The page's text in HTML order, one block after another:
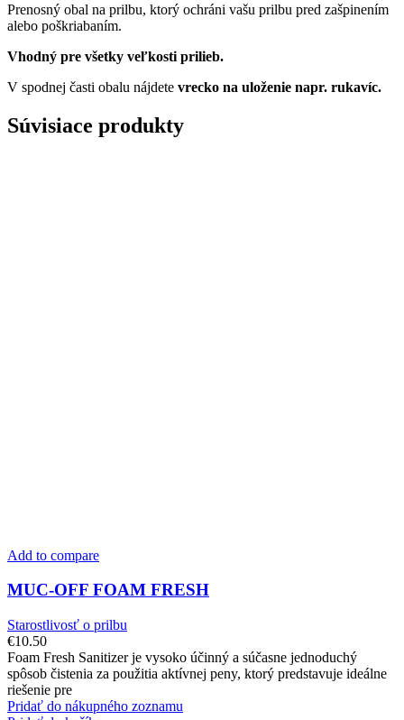
Prenosný obal na prilbu, ktorý ochráni vašu prilbu pred zašpinením
alebo poškriabaním.
Vhodný pre všetky veľkosti prilieb.
V spodnej časti obalu nájdete vrecko na uloženie napr. rukavíc.
Súvisiace produkty
Add to compare
MUC-OFF FOAM FRESH
Starostlivosť o prilbu
€10.50
Foam Fresh Sanitizer je vysoko účinný a súčasne jednoduchý
spôsob čistenia za použitia aktívnej peny, ktorý predstavuje ideálne
riešenie pre
Pridať do nákupného zoznamu